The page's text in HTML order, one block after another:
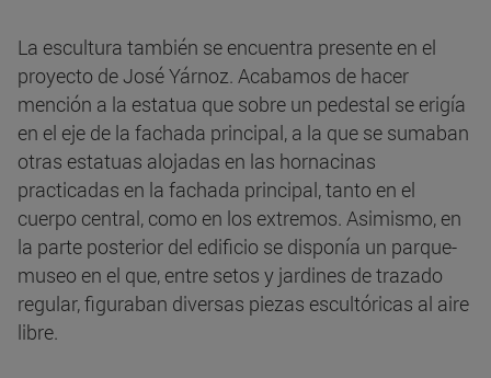
La escultura también se encuentra presente en el
proyecto de José Yárnoz. Acabamos de hacer
mención a la estatua que sobre un pedestal se erigía
en el eje de la fachada principal, a la que se sumaban
otras estatuas alojadas en las hornacinas
practicadas en la fachada principal, tanto en el
cuerpo central, como en los extremos. Asimismo, en
la parte posterior del edificio se disponía un parque-
museo en el que, entre setos y jardines de trazado
regular, figuraban diversas piezas escultóricas al aire
libre.